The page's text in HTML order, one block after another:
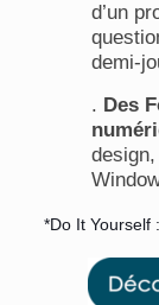
d’un
demi-
. Des
*Do It Yourself